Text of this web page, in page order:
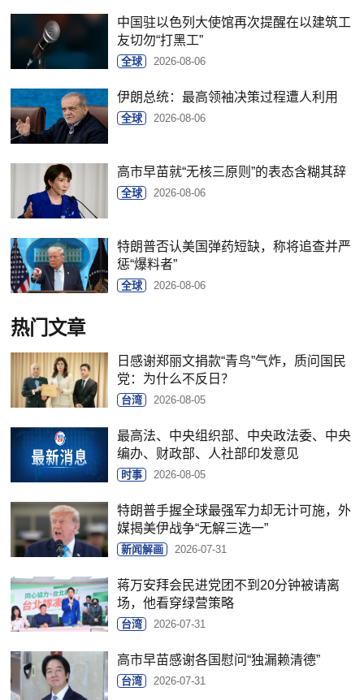
中国驻以色列大使馆再次提醒在以建筑工
友切勿“打黑工”
全球 2026-08-06
伊朗总统：最高领袖决策过程遭人利用
全球 2026-08-06
高市早苗就“无核三原则”的表态含糊其辞
全球 2026-08-06
特朗普否认美国弹药短缺，称将追查并严
惩“爆料者”
全球 2026-08-06
热门文章
日感谢郑丽文捐款“青鸟”气炸，质问国民
党：为什么不反日？
台湾 2026-08-05
最高法、中央组织部、中央政法委、中央
编办、财政部、人社部印发意见
时事 2026-08-05
特朗普手握全球最强军力却无计可施，外
媒揭美伊战争“无解三选一”
新闻解画 2026-07-31
蒋万安拜会民进党团不到20分钟被请离
场，他看穿绿营策略
台湾 2026-07-31
高市早苗感谢各国慰问“独漏赖清德”
台湾 2026-07-31